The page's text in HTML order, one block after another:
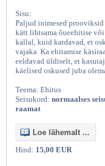
Sisu:
Paljud inimesed prooviksid
kätt lihtsama õueehitise
kallal, kuid kardavad, et
vajaka. Ka ehitamise
eeldavad üldiselt, et
käelised oskused juba
Teema: Ehitus
Seisukord: normaalses
raamat
Loe lähemalt ...
Hind: 15,00 EUR